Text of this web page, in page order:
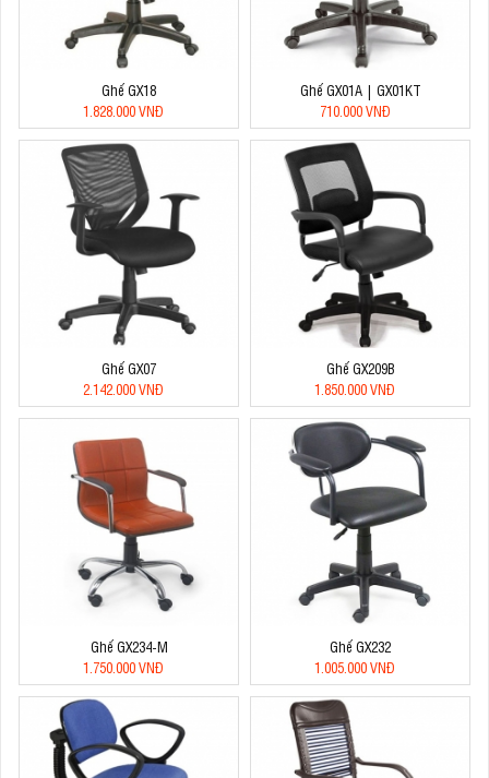
Ghế GX18
1.828.000 VNĐ
Ghế GX01A | GX01KT
710.000 VNĐ
Ghế GX07
2.142.000 VNĐ
Ghế GX209B
1.850.000 VNĐ
Ghế GX234-M
1.750.000 VNĐ
Ghế GX232
1.005.000 VNĐ